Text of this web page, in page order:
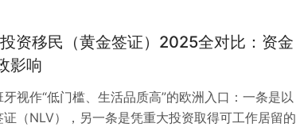
资移民（黄金签证）2025全对比：资金
影响
视作“低门槛、生活品质高”的欧洲入口：一条是以
（NLV），另一条是凭重大投资取得可工作居留的